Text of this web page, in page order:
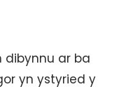
dibynnu ar ba
yn ystyried y